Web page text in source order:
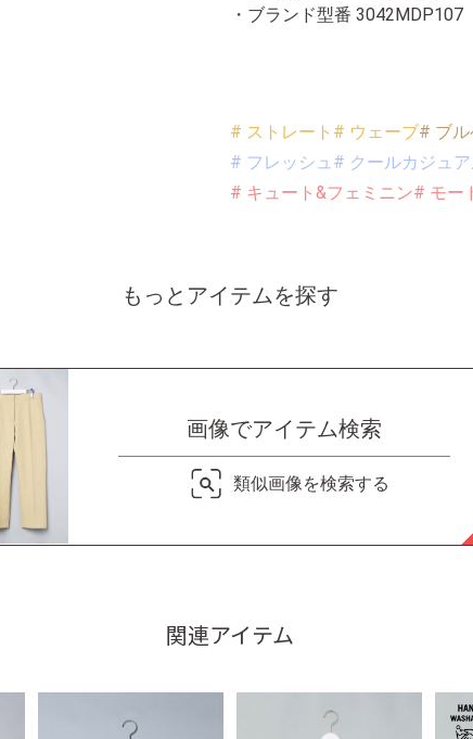
・ブランド型番 3042MDP107
# ストレート # ウェーブ# ブル
# フレッシュ # クールカジュ
# キュート&フェミニン# モー
もっとアイテムを探す
画像でアイテム検索
類似画像を検索する
関連アイテム